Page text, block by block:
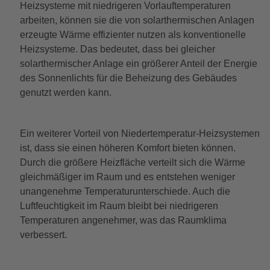
Heizsysteme mit niedrigeren Vorlauftemperaturen
arbeiten, können sie die von solarthermischen Anlagen
erzeugte Wärme effizienter nutzen als konventionelle
Heizsysteme. Das bedeutet, dass bei gleicher
solarthermischer Anlage ein größerer Anteil der Energie
des Sonnenlichts für die Beheizung des Gebäudes
genutzt werden kann.
Ein weiterer Vorteil von Niedertemperatur-Heizsystemen
ist, dass sie einen höheren Komfort bieten können.
Durch die größere Heizfläche verteilt sich die Wärme
gleichmäßiger im Raum und es entstehen weniger
unangenehme Temperaturunterschiede. Auch die
Luftfeuchtigkeit im Raum bleibt bei niedrigeren
Temperaturen angenehmer, was das Raumklima
verbessert.